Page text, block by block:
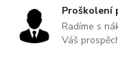
Proškolení
Radíme s
Váš